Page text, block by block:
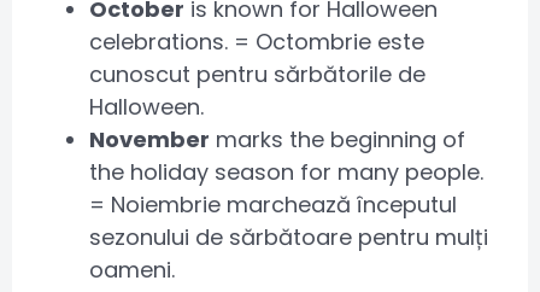
October is known for Halloween
celebrations. = Octombrie este
cunoscut pentru sărbătorile de
Halloween.
November marks the beginning of
the holiday season for many people.
= Noiembrie marchează începutul
sezonului de sărbătoare pentru mulți
oameni.